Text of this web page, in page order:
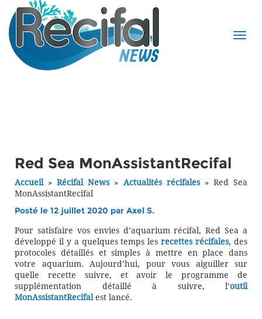
Red Sea MonAssistantRecifal
Accueil»Récifal News» Actualités récifales» Red Sea
MonAssistantRecifal
Posté le 12 juillet 2020 par Axel S.
Pour satisfaire vos envies d’aquarium récifal, Red Sea a
développé il y a quelques temps lesrecettes récifales, des
protocoles détaillés et simples à mettre en place dans
votre aquarium. Aujourd’hui, pour vous aiguiller sur
quelle recette suivre, et avoir le programme de
supplémentation détaillé à suivre, l’outil
MonAssistantRecifalest lancé.